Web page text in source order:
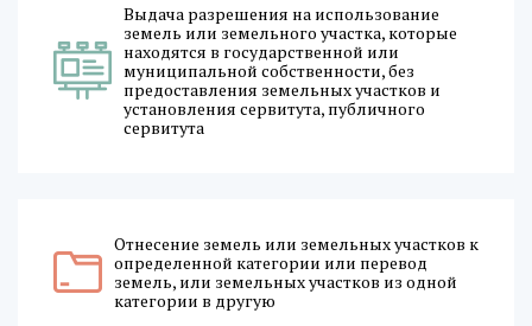
Выдача разрешения на использование
земель или земельного участка, которые
находятся в государственной или
муниципальной собственности, без
предоставления земельных участков и
установления сервитута, публичного
сервитута
Отнесение земель или земельных участков к
определенной категории или перевод
земель, или земельных участков из одной
категории в другую